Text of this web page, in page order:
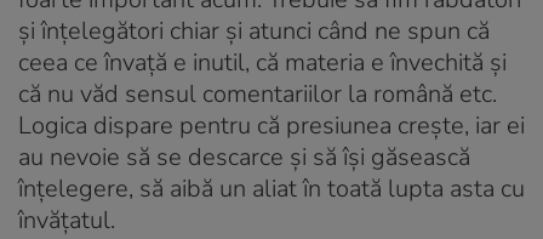
și înțelegători chiar și atunci când ne spun că
ceea ce învață e inutil, că materia e învechită și
că nu văd sensul comentariilor la română etc.
Logica dispare pentru că presiunea crește, iar ei
au nevoie să se descarce și să își găsească
înțelegere, să aibă un aliat în toată lupta asta cu
învățatul.